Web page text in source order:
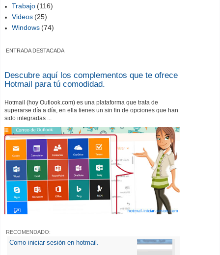
Trabajo (116)
Videos (25)
Windows (74)
ENTRADA DESTACADA
Descubre aquí los complementos que te ofrece
Hotmail para tú comodidad.
Hotmail (hoy Outlook.com) es una plataforma que trata de
superarse día a día, en ella tienes un sin fin de opciones que han
sido integradas ...
RECOMENDADO:
Como iniciar sesión en hotmail.